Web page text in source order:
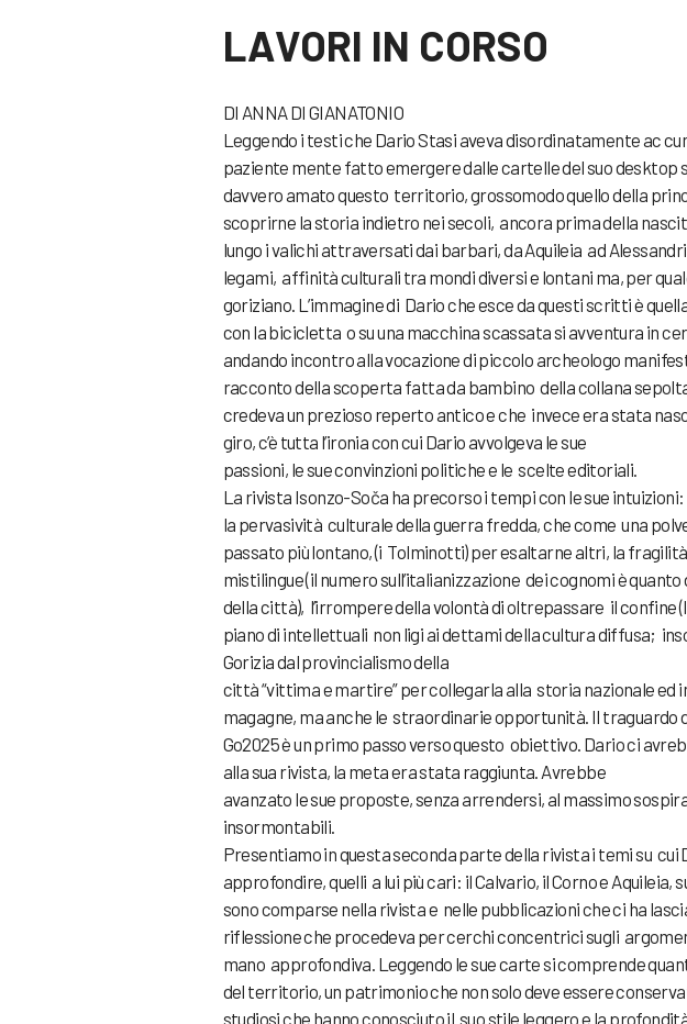
LAVORI IN CORSO
DI ANNA DI GIANATONIO
Leggendo i testi che Dario Stasi aveva disordinatamente ac
paziente mente fatto emergere dalle cartelle del suo desktop
davvero amato questo territorio, grossomodo quello della
scoprirne la storia indietro nei secoli, ancora prima della
lungo i valichi attraversati dai barbari, da Aquileia ad
legami, affinità culturali tra mondi diversi e lontani ma, per
goriziano. L’immagine di Dario che esce da questi scritti è
con la bicicletta o su una macchina scassata si avventura in
andando incontro alla vocazione di piccolo archeologo
racconto della scoperta fatta da bambino della collana
credeva un prezioso reperto antico e che invece era stata
giro, c’è tutta l’ironia con cui Dario avvolgeva le sue
passioni, le sue convinzioni politiche e le scelte editoriali.
La rivista Isonzo-Soča ha precorso i tempi con le sue
la pervasività culturale della guerra fredda, che come una
passato più lontano, (i Tolminotti) per esaltarne altri, la
mistilingue (il numero sull’italianizzazione dei cognomi è
della città), l’irrompere della volontà di oltrepassare il confine
piano di intellettuali non ligi ai dettami della cultura diffusa;
Gorizia dal provincialismo della
città “vittima e martire” per collegarla alla storia nazionale ed
magagne, ma anche le straordinarie opportunità. Il traguardo
Go2025 è un primo passo verso questo obiettivo. Dario ci
alla sua rivista, la meta era stata raggiunta. Avrebbe
avanzato le sue proposte, senza arrendersi, al massimo
insormontabili.
Presentiamo in questa seconda parte della rivista i temi su cui
approfondire, quelli a lui più cari: il Calvario, il Corno e Aquileia,
sono comparse nella rivista e nelle pubblicazioni che ci ha
riflessione che procedeva per cerchi concentrici sugli
mano approfondiva. Leggendo le sue carte si comprende
del territorio, un patrimonio che non solo deve essere
studiosi che hanno conosciuto il suo stile leggero e la